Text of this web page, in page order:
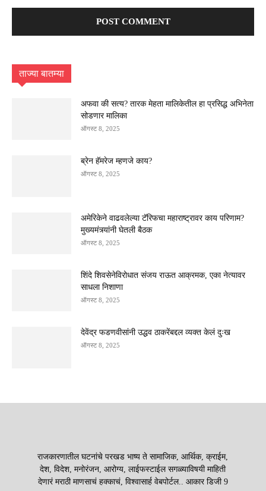
ताज्या बातम्या
अफवा की सत्य? तारक मेहता मालिकेतील हा प्रसिद्ध अभिनेता
सोडणार मालिका
ऑगस्ट 8, 2025
ब्रेन हॅमरेज म्हणजे काय?
ऑगस्ट 8, 2025
अमेरिकेने वाढवलेल्या टॅरिफचा महाराष्ट्रावर काय परिणाम?
मुख्यमंत्र्यांनी घेतली बैठक
ऑगस्ट 8, 2025
शिंदे शिवसेनेविरोधात संजय राऊत आक्रमक, एका नेत्यावर
साधला निशाणा
ऑगस्ट 8, 2025
देवेंद्र फडणवीसांनी उद्धव ठाकरेंबद्दल व्यक्त केलं दुःख
ऑगस्ट 8, 2025
राजकारणातील घटनांचे परखड भाष्य ते सामाजिक, आर्थिक, क्राईम,
देश, विदेश, मनोरंजन, आरोग्य, लाईफस्टाईल सगळ्याविषयी माहिती
देणारं मराठी माणसाचं हक्काचं, विश्वासार्ह वेबपोर्टल.. आकार डिजी 9